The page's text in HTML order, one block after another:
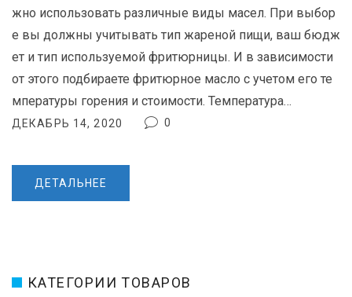
жно использовать различные виды масел. При выбор
е вы должны учитывать тип жареной пищи, ваш бюдж
ет и тип используемой фритюрницы. И в зависимости
от этого подбираете фритюрное масло с учетом его те
мпературы горения и стоимости. Температура…
ДЕКАБРЬ 14, 2020 0
ДЕТАЛЬНЕЕ
КАТЕГОРИИ ТОВАРОВ